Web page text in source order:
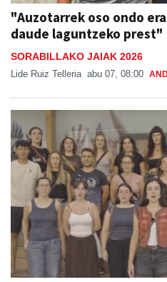
"Auzotarrek oso ondo
daude laguntzeko prest"
SORABILLAKO JAIAK 2026
Lide Ruiz Telleria abu 07, 08:00